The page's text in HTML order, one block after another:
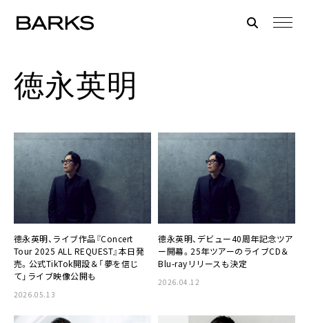
徳永英明
德永英明、ライブ作品『Concert
Tour 2025 ALL REQUEST』本日発
売。公式TikTok開設＆「夢を信じ
て」ライブ映像公開も
2026.05.13
德永英明、デビュー40周年記念ツア
ー開幕。25年ツアーのライブCD＆
Blu-rayリリースも決定
2026.04.12